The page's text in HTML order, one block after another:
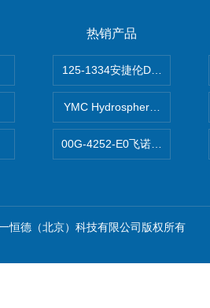
热销产品
125-1334安捷伦DB-624色谱
YMC Hydrosphere C18亲水
00G-4252-E0飞诺美Luna
恒德（北京）科技有限公司版权所有